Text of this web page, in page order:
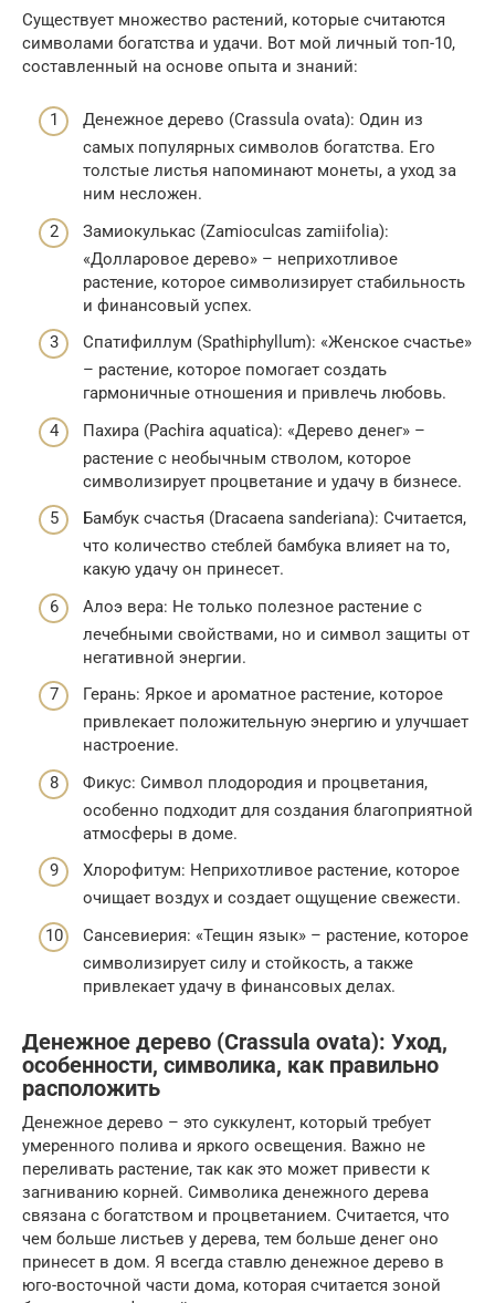
Существует множество растений, которые считаются
символами богатства и удачи. Вот мой личный топ-10,
составленный на основе опыта и знаний:
Денежное дерево (Crassula ovata): Один из
самых популярных символов богатства. Его
толстые листья напоминают монеты, а уход за
ним несложен.
Замиокулькас (Zamioculcas zamiifolia):
«Долларовое дерево» – неприхотливое
растение, которое символизирует стабильность
и финансовый успех.
Спатифиллум (Spathiphyllum): «Женское счастье»
– растение, которое помогает создать
гармоничные отношения и привлечь любовь.
Пахира (Pachira aquatica): «Дерево денег» –
растение с необычным стволом, которое
символизирует процветание и удачу в бизнесе.
Бамбук счастья (Dracaena sanderiana): Считается,
что количество стеблей бамбука влияет на то,
какую удачу он принесет.
Алоэ вера: Не только полезное растение с
лечебными свойствами, но и символ защиты от
негативной энергии.
Герань: Яркое и ароматное растение, которое
привлекает положительную энергию и улучшает
настроение.
Фикус: Символ плодородия и процветания,
особенно подходит для создания благоприятной
атмосферы в доме.
Хлорофитум: Неприхотливое растение, которое
очищает воздух и создает ощущение свежести.
Сансевиерия: «Тещин язык» – растение, которое
символизирует силу и стойкость, а также
привлекает удачу в финансовых делах.
Денежное дерево (Crassula ovata): Уход,
особенности, символика, как правильно
расположить
Денежное дерево – это суккулент, который требует
умеренного полива и яркого освещения. Важно не
переливать растение, так как это может привести к
загниванию корней. Символика денежного дерева
связана с богатством и процветанием. Считается, что
чем больше листьев у дерева, тем больше денег оно
принесет в дом. Я всегда ставлю денежное дерево в
юго-восточной части дома, которая считается зоной